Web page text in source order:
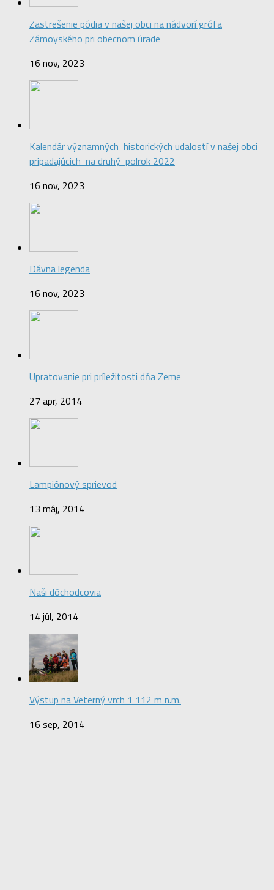
Zastrešenie pódia v našej obci na nádvorí grófa
Zámoyského pri obecnom úrade
16 nov, 2023
Kalendár významných historických udalostí v našej obci
pripadajúcich na druhý polrok 2022
16 nov, 2023
Dávna legenda
16 nov, 2023
Upratovanie pri príležitosti dňa Zeme
27 apr, 2014
Lampiónový sprievod
13 máj, 2014
Naši dôchodcovia
14 júl, 2014
Výstup na Veterný vrch 1 112 m n.m.
16 sep, 2014